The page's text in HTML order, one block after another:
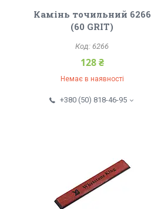
Камінь точильний 6266
(60 GRIT)
6266
128 ₴
Немає в наявності
+380 (50) 818-46-95